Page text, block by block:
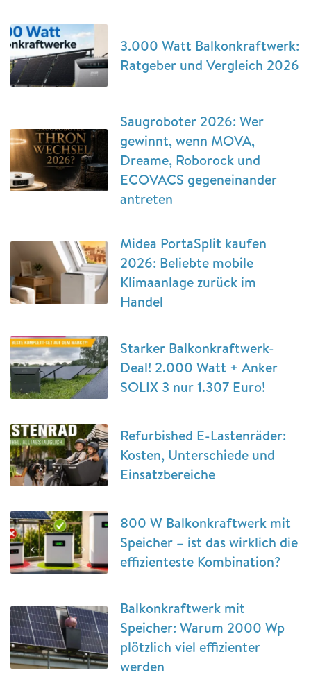
3.000 Watt Balkonkraftwerk:
Ratgeber und Vergleich 2026
Saugroboter 2026: Wer
gewinnt, wenn MOVA,
Dreame, Roborock und
ECOVACS gegeneinander
antreten
Midea PortaSplit kaufen
2026: Beliebte mobile
Klimaanlage zurück im
Handel
Starker Balkonkraftwerk-
Deal! 2.000 Watt + Anker
SOLIX 3 nur 1.307 Euro!
Refurbished E-Lastenräder:
Kosten, Unterschiede und
Einsatzbereiche
800 W Balkonkraftwerk mit
Speicher – ist das wirklich die
effizienteste Kombination?
Balkonkraftwerk mit
Speicher: Warum 2000 Wp
plötzlich viel effizienter
werden